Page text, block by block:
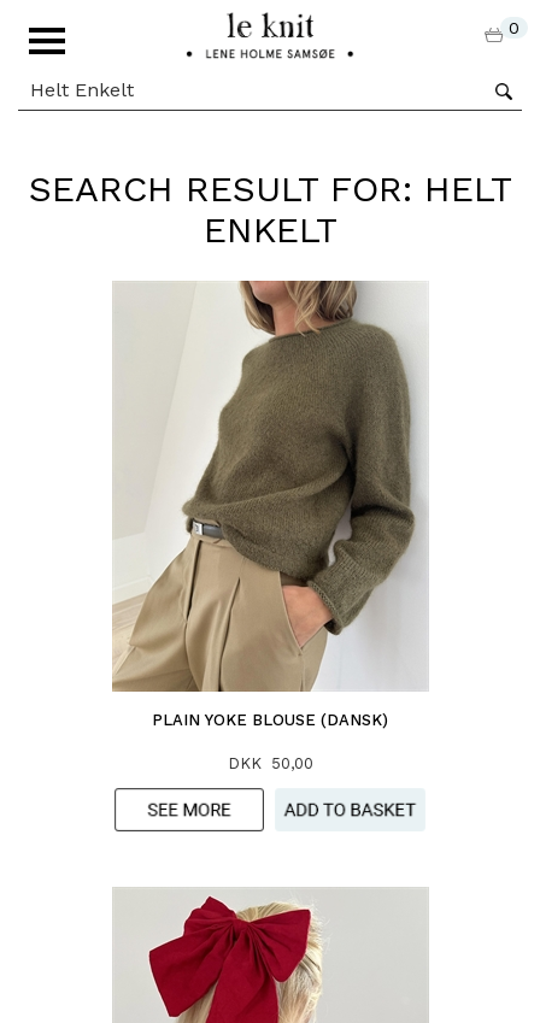
0
SEARCH RESULT FOR: HELT
ENKELT
PLAIN YOKE BLOUSE (DANSK)
DKK 50,00